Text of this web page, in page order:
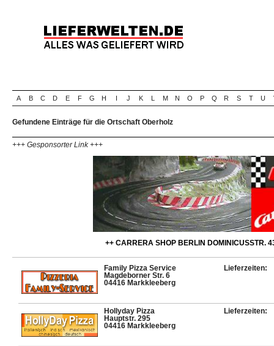
A B C D E F G H I J K L M N O P Q R S T U
Gefundene Einträge für die Ortschaft Oberholz
+++ Gesponsorter Link +++
++ CARRERA SHOP BERLIN DOMINICUSSTR.
Family Pizza Service
Magdeborner Str. 6
04416 Markkleeberg
Lieferzeiten:
Hollyday Pizza
Hauptstr. 295
04416 Markkleeberg
Lieferzeiten: